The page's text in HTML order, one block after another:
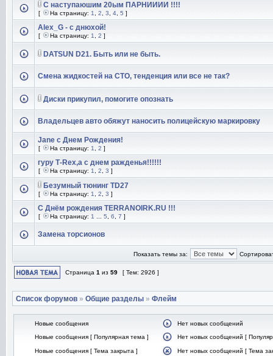
С наступаюшим 20ым ПАРНИИИИ !!!!
[ На страницу: 1 2 3 4 5 ]
Alex_G - с днюхой!
[ На страницу: 1 2 ]
DATSUN D21. Быть или не быть.
Смена жидкостей на СТО, тенденция или все не так?
Диски прикупил, помогите опознать
Владельцев авто обяжут наносить полицейскую маркировку
Jane c Днем Рождения!
[ На страницу: 1 2 ]
гуру Т-Rex,a c днем ражденья!!!!!!
[ На страницу: 1 2 3 ]
Безумный тюнинг TD27
[ На страницу: 1 2 3 ]
С Днём рождения TERRANOIRK.RU !!!
[ На страницу: 1 5 6 7 ]
Замена торсионов
Показать темы за:
Страница 1 из 59 [ Тем: 2926 ]
Список форумов » Общие разделы » Флейм
Новые сообщения
Нет новых сообщений
Новые сообщения [ Популярная тема ]
Нет новых сообщений [
Новые сообщения [ Тема закрыта ] Нет новых сообщений [ Тема